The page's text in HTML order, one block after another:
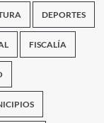
DEPORTES
FISCALÍA